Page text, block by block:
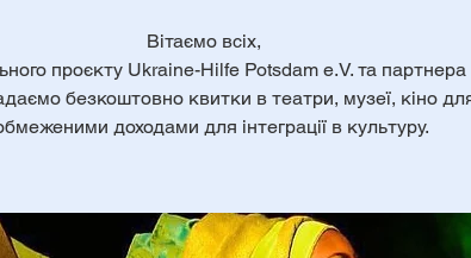
Вітаємо всіх,
проєкту Ukraine-Hilfe Potsdam e.V. та
безкоштовно квитки в театри, музеї, кіно
доходами для інтеграції в культуру.